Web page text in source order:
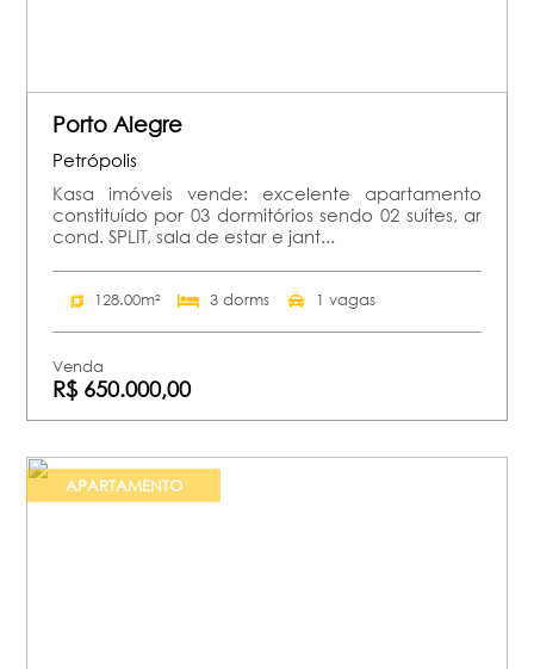
Porto Alegre
Petrópolis
Kasa imóveis vende: excelente apartamento
constituído por 03 dormitórios sendo 02 suítes, ar
cond. SPLIT, sala de estar e jant...
128.00m² 3 dorms 1 vagas
Venda
R$ 650.000,00
APARTAMENTO